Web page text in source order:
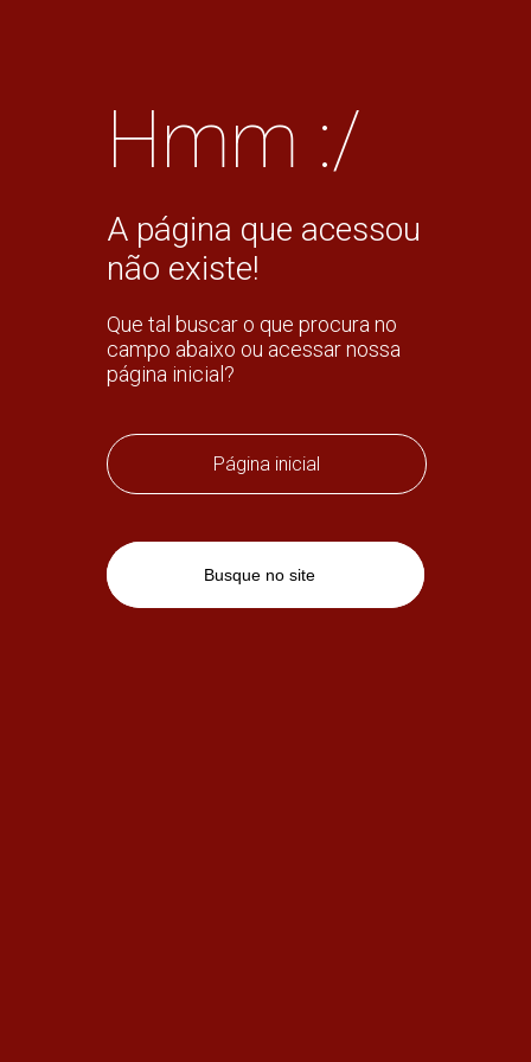
Hmm :/
A página que acessou
não existe!
Que tal buscar o que procura no
campo abaixo ou acessar nossa
página inicial?
Página inicial